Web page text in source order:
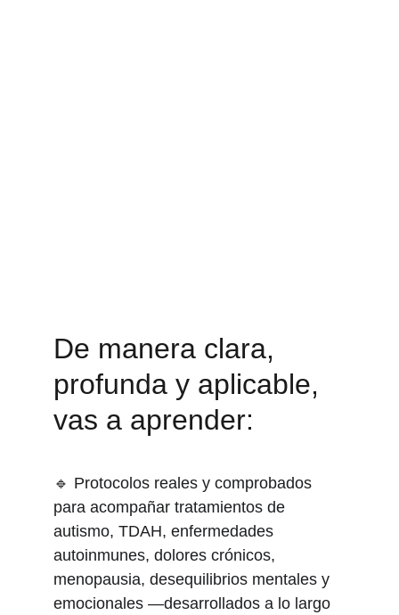
De manera clara,
profunda y aplicable,
vas a aprender:
🔹 Protocolos reales y comprobados
para acompañar tratamientos de
autismo, TDAH, enfermedades
autoinmunes, dolores crónicos,
menopausia, desequilibrios mentales y
emocionales —desarrollados a lo largo